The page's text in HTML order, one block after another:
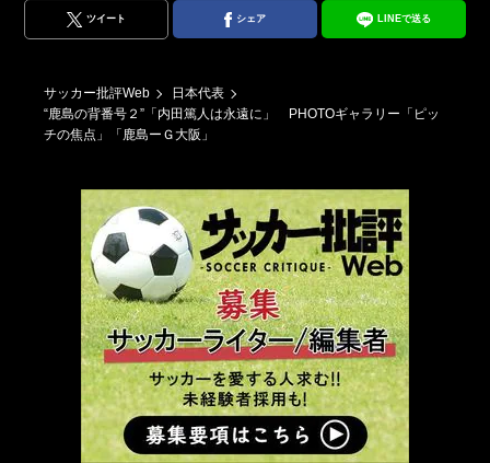
ツイート シェア LINEで送る
サッカー批評Web
日本代表
“鹿島の背番号２”「内田篤人は永遠に」 PHOTOギャラリー「ピッ
チの焦点」「鹿島ーＧ大阪」